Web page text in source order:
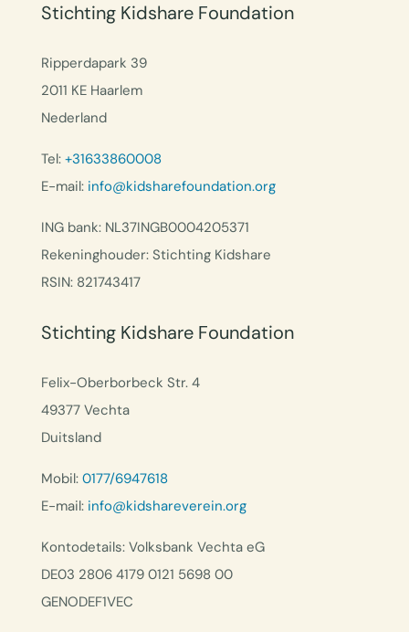
Stichting Kidshare Foundation
Ripperdapark 39
2011 KE Haarlem
Nederland
Tel: +31633860008
E-mail: info@kidsharefoundation.org
ING bank: NL37INGB0004205371
Rekeninghouder: Stichting Kidshare
RSIN: 821743417
Stichting Kidshare Foundation
Felix-Oberborbeck Str. 4
49377 Vechta
Duitsland
Mobil: 0177/6947618
E-mail: info@kidshareverein.org
Kontodetails: Volksbank Vechta eG
DE03 2806 4179 0121 5698 00
GENODEF1VEC